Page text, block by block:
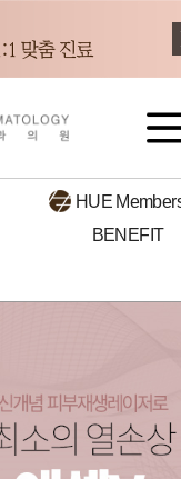
HUE
BENEFIT